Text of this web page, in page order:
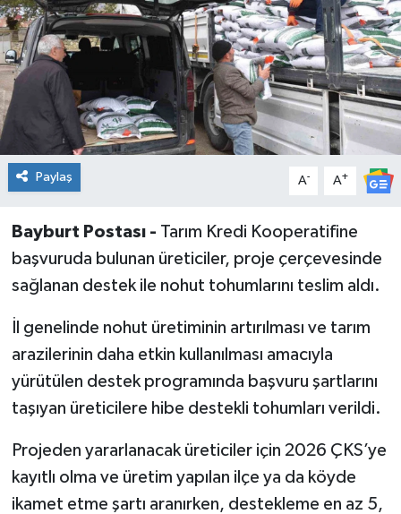
Paylaş A- A+
Bayburt Postası - Tarım Kredi Kooperatifine
başvuruda bulunan üreticiler, proje çerçevesinde
sağlanan destek ile nohut tohumlarını teslim aldı.
İl genelinde nohut üretiminin artırılması ve tarım
arazilerinin daha etkin kullanılması amacıyla
yürütülen destek programında başvuru şartlarını
taşıyan üreticilere hibe destekli tohumları verildi.
Projeden yararlanacak üreticiler için 2026 ÇKS’ye
kayıtlı olma ve üretim yapılan ilçe ya da köyde
ikamet etme şartı aranırken, destekleme en az 5,